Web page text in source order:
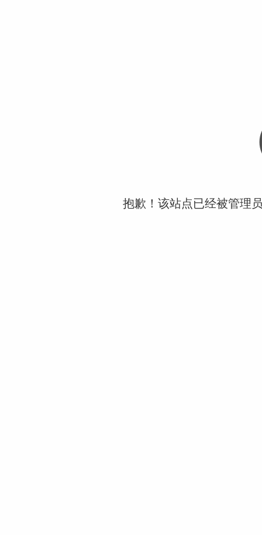
抱歉！该站点已经被管理